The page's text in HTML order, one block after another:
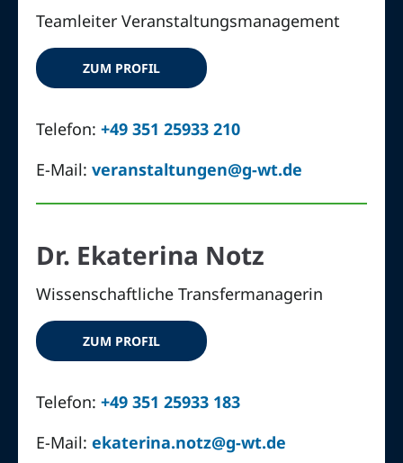
Teamleiter Veranstaltungsmanagement
ZUM PROFIL
Telefon:+49 351 25933 210
E-Mail:veranstaltungen@g-wt.de
Dr. Ekaterina Notz
Wissenschaftliche Transfermanagerin
ZUM PROFIL
Telefon:+49 351 25933 183
E-Mail:ekaterina.notz@g-wt.de